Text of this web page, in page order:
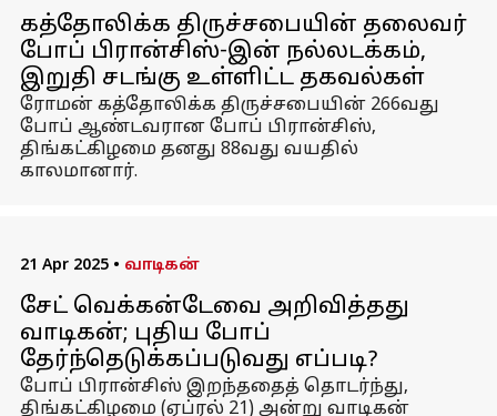
கத்தோலிக்க திருச்சபையின் தலைவர்
போப் பிரான்சிஸ்-இன் நல்லடக்கம்,
இறுதி சடங்கு உள்ளிட்ட தகவல்கள்
ரோமன் கத்தோலிக்க திருச்சபையின் 266வது
போப் ஆண்டவரான போப் பிரான்சிஸ்,
திங்கட்கிழமை தனது 88வது வயதில்
காலமானார்.
21 Apr 2025 • வாடிகன்
சேட் வெக்கன்டேவை அறிவித்தது
வாடிகன்; புதிய போப்
தேர்ந்தெடுக்கப்படுவது எப்படி?
போப் பிரான்சிஸ் இறந்ததைத் தொடர்ந்து,
திங்கட்கிழமை (ஏப்ரல் 21) அன்று வாடிகன்